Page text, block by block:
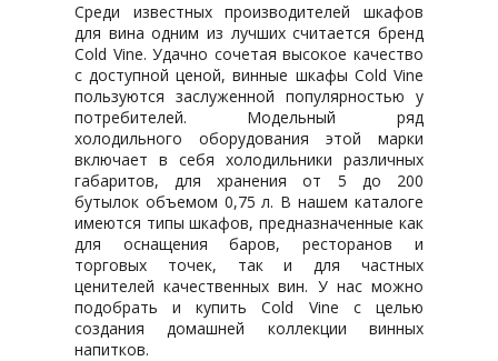
Среди известных производителей шкафов
для вина одним из лучших считается бренд
Cold Vine. Удачно сочетая высокое качество
с доступной ценой, винные шкафы Cold Vine
пользуются заслуженной популярностью у
потребителей. Модельный ряд
холодильного оборудования этой марки
включает в себя холодильники различных
габаритов, для хранения от 5 до 200
бутылок объемом 0,75 л. В нашем каталоге
имеются типы шкафов, предназначенные как
для оснащения баров, ресторанов и
торговых точек, так и для частных
ценителей качественных вин. У нас можно
подобрать и купить Cold Vine с целью
создания домашней коллекции винных
напитков.